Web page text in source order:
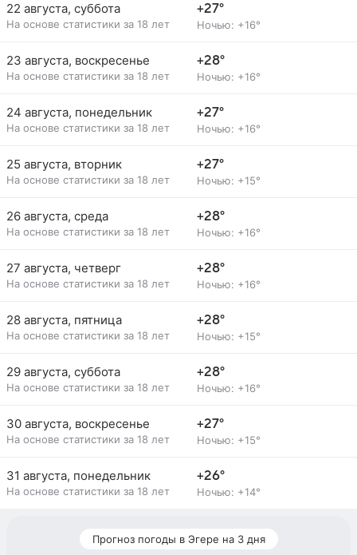
22 августа, суббота
На основе статистики за 18 лет
+27°
Ночью: +16°
23 августа, воскресенье
На основе статистики за 18 лет
+28°
Ночью: +16°
24 августа, понедельник
На основе статистики за 18 лет
+27°
Ночью: +16°
25 августа, вторник
На основе статистики за 18 лет
+27°
Ночью: +15°
26 августа, среда
На основе статистики за 18 лет
+28°
Ночью: +16°
27 августа, четверг
На основе статистики за 18 лет
+28°
Ночью: +16°
28 августа, пятница
На основе статистики за 18 лет
+28°
Ночью: +15°
29 августа, суббота
На основе статистики за 18 лет
+28°
Ночью: +16°
30 августа, воскресенье
На основе статистики за 18 лет
+27°
Ночью: +15°
31 августа, понедельник
На основе статистики за 18 лет
+26°
Ночью: +14°
Прогноз погоды в Эгере на 3 дня